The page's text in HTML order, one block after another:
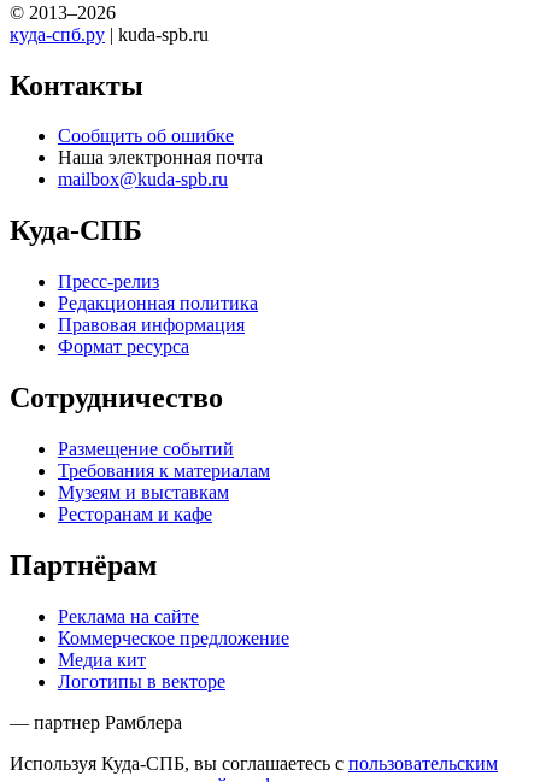
© 2013–2026
куда-спб.ру | kuda-spb.ru
Контакты
Сообщить об ошибке
Наша электронная почта
mailbox@kuda-spb.ru
Куда-СПБ
Пресс-релиз
Редакционная политика
Правовая информация
Формат ресурса
Сотрудничество
Размещение событий
Требования к материалам
Музеям и выставкам
Ресторанам и кафе
Партнёрам
Реклама на сайте
Коммерческое предложение
Медиа кит
Логотипы в векторе
— партнер Рамблера
Используя Куда-СПБ, вы соглашаетесь с пользовательским